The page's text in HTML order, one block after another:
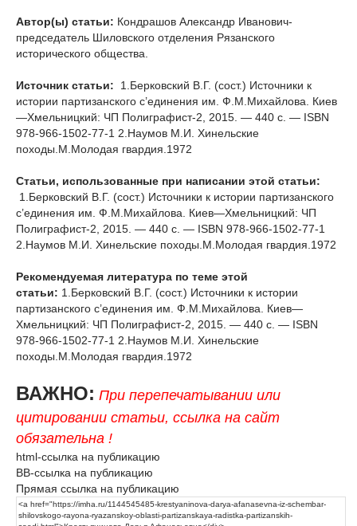
Автор(ы) статьи: Кондрашов Александр Иванович-
председатель Шиловского отделения Рязанского
исторического общества.
Источник статьи:
1.Берковский В.Г. (сост.) Источники к
истории партизанского с’единения им. Ф.М.Михайлова. Киев
—Хмельницкий: ЧП Полиграфист-2, 2015. — 440 с. — ISBN
978-966-1502-77-1 2.Наумов М.И. Хинельские
походы.М.Молодая гвардия.1972
Статьи, использованные при написании этой статьи:
1.Берковский В.Г. (сост.) Источники к истории партизанского
с’единения им. Ф.М.Михайлова. Киев—Хмельницкий: ЧП
Полиграфист-2, 2015. — 440 с. — ISBN 978-966-1502-77-1
2.Наумов М.И. Хинельские походы.М.Молодая гвардия.1972
Рекомендуемая литература по теме этой
статьи: 1.Берковский В.Г. (сост.) Источники к истории
партизанского с’единения им. Ф.М.Михайлова. Киев—
Хмельницкий: ЧП Полиграфист-2, 2015. — 440 с. — ISBN
978-966-1502-77-1 2.Наумов М.И. Хинельские
походы.М.Молодая гвардия.1972
ВАЖНО: При перепечатывании или
цитировании статьи, ссылка на сайт
обязательна !
html-ссылка на публикацию
BB-ссылка на публикацию
Прямая ссылка на публикацию